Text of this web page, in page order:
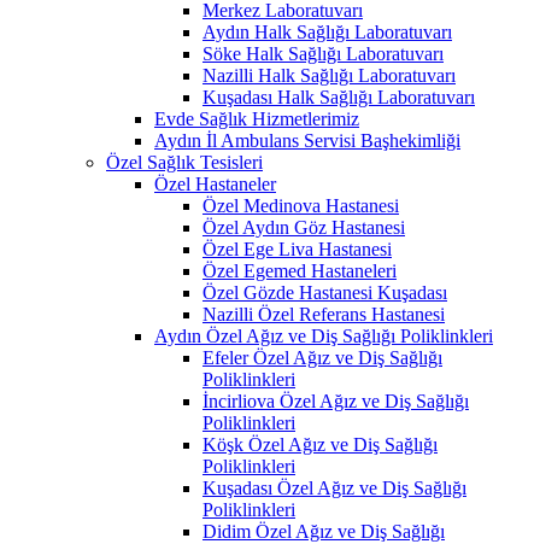
Merkez Laboratuvarı
Aydın Halk Sağlığı Laboratuvarı
Söke Halk Sağlığı Laboratuvarı
Nazilli Halk Sağlığı Laboratuvarı
Kuşadası Halk Sağlığı Laboratuvarı
Evde Sağlık Hizmetlerimiz
Aydın İl Ambulans Servisi Başhekimliği
Özel Sağlık Tesisleri
Özel Hastaneler
Özel Medinova Hastanesi
Özel Aydın Göz Hastanesi
Özel Ege Liva Hastanesi
Özel Egemed Hastaneleri
Özel Gözde Hastanesi Kuşadası
Nazilli Özel Referans Hastanesi
Aydın Özel Ağız ve Diş Sağlığı Poliklinkleri
Efeler Özel Ağız ve Diş Sağlığı
Poliklinkleri
İncirliova Özel Ağız ve Diş Sağlığı
Poliklinkleri
Köşk Özel Ağız ve Diş Sağlığı
Poliklinkleri
Kuşadası Özel Ağız ve Diş Sağlığı
Poliklinkleri
Didim Özel Ağız ve Diş Sağlığı